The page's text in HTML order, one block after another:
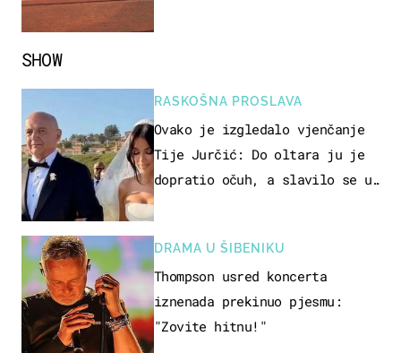
SHOW
RASKOŠNA PROSLAVA
Ovako je izgledalo vjenčanje
Tije Jurčić: Do oltara ju je
dopratio očuh, a slavilo se uz
DRAMA U ŠIBENIKU
Thompson usred koncerta
iznenada prekinuo pjesmu:
"Zovite hitnu!"